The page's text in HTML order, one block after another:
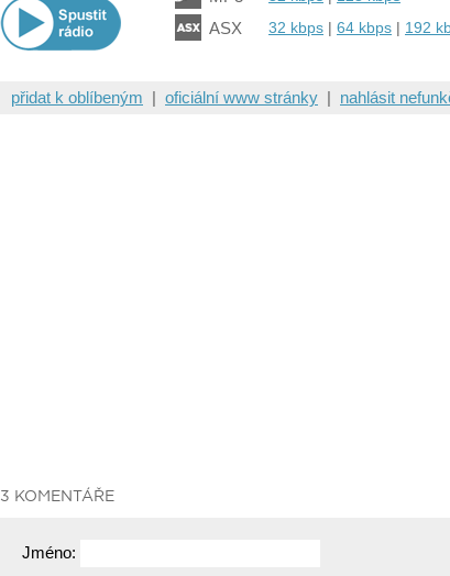
ASX 32 kbps | 64 kbps | 192
přidat k oblíbeným | oficiální www stránky | nahlásit
3 KOMENTÁŘE
Jméno: